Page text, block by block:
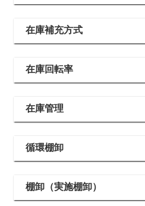
在庫補充方式
在庫回転率
在庫管理
循環棚卸
棚卸（実施棚卸）